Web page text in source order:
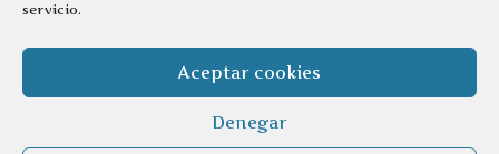
servicio.
Aceptar cookies
Denegar